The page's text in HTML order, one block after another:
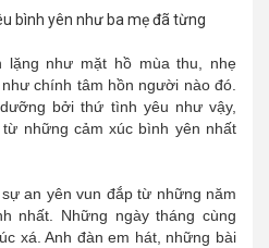
lặng như mặt hồ mùa thu, nhẹ
chính tâm hồn người nào đó.
bởi thứ tình yêu như vậy,
những cảm xúc bình yên nhất
an yên vun đắp từ những năm
nhất. Những ngày tháng cùng
xá. Anh đàn em hát, những bài